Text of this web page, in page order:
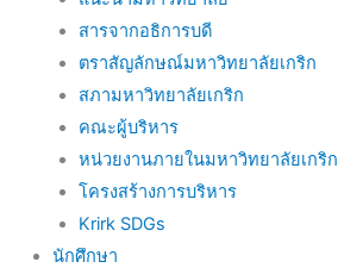
สารจากอธิการบดี
ตราสัญลักษณ์มหาวิทยาลัยเกริก
สภามหาวิทยาลัยเกริก
คณะผู้บริหาร
หน่วยงานภายในมหาวิทยาลัยเกริก
โครงสร้างการบริหาร
Krirk SDGs
นักศึกษา